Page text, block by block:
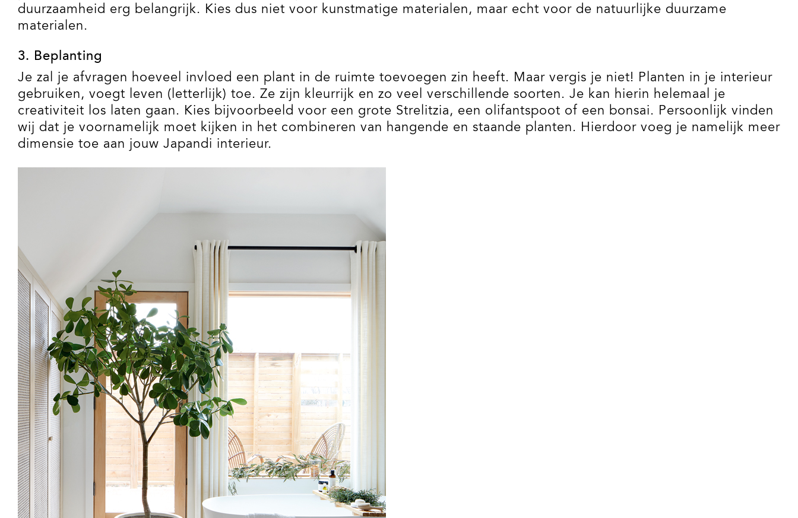
duurzaamheid erg belangrijk. Kies dus niet voor kunstmatige materialen, maar echt voor de natuurlijke duurzame
materialen.
3. Beplanting
Je zal je afvragen hoeveel invloed een plant in de ruimte toevoegen zin heeft. Maar vergis je niet! Planten in je interieur
gebruiken, voegt leven (letterlijk) toe. Ze zijn kleurrijk en zo veel verschillende soorten. Je kan hierin helemaal je
creativiteit los laten gaan. Kies bijvoorbeeld voor een grote Strelitzia, een olifantspoot of een bonsai. Persoonlijk vinden
wij dat je voornamelijk moet kijken in het combineren van hangende en staande planten. Hierdoor voeg je namelijk meer
dimensie toe aan jouw Japandi interieur.